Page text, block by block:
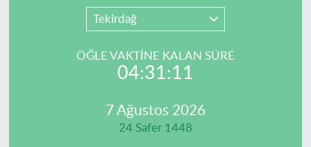
Tekirdağ
ÖĞLE VAKTİNE KALAN SÜRE
04:31:11
7 Ağustos 2026
24 Safer 1448
Manisa Trafik Yoğunluk Haritası
Süper Lig Puan Durumu ve Fikstür
Son Dakika Haberleri